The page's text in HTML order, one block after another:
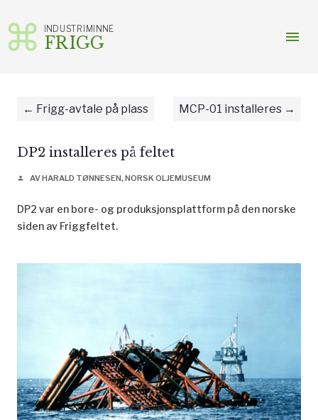
innhold
menu
INDUSTRIMINNE
FRIGG
Frigg-avtale på plass MCP-01 installeres
DP2 installeres på feltet
person AV HARALD TØNNESEN, NORSK OLJEMUSEUM
DP2 var en bore- og produksjonsplattform på den norske
siden av Friggfeltet.